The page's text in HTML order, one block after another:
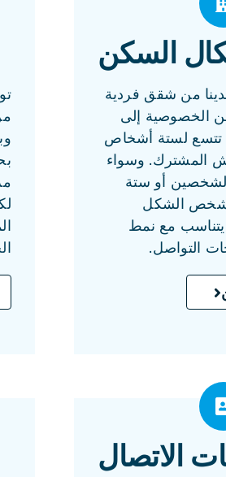
السكن
من شقق فردية
الخصوصية إلى
لستة أشخاص
المشترك. وسواء
أو ستة
الشكل
يتناسب مع نمط
التواصل.
الاتصال